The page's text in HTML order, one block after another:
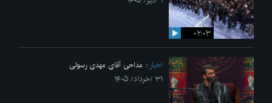
۰۲:۰۳
اخبار
مداحی آقای مهدی رسولی
۳۱ /خرداد/ ۱۴۰۵